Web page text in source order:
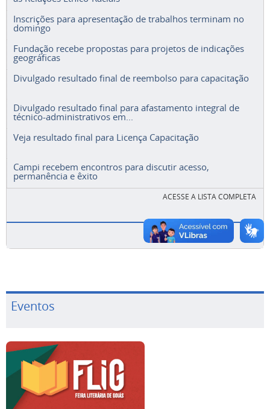
Inscrições para apresentação de trabalhos terminam no
domingo
Fundação recebe propostas para projetos de indicações
geográficas
Divulgado resultado final de reembolso para capacitação
Divulgado resultado final para afastamento integral de
técnico-administrativos em...
Veja resultado final para Licença Capacitação
Campi recebem encontros para discutir acesso,
permanência e êxito
ACESSE A LISTA COMPLETA
Eventos